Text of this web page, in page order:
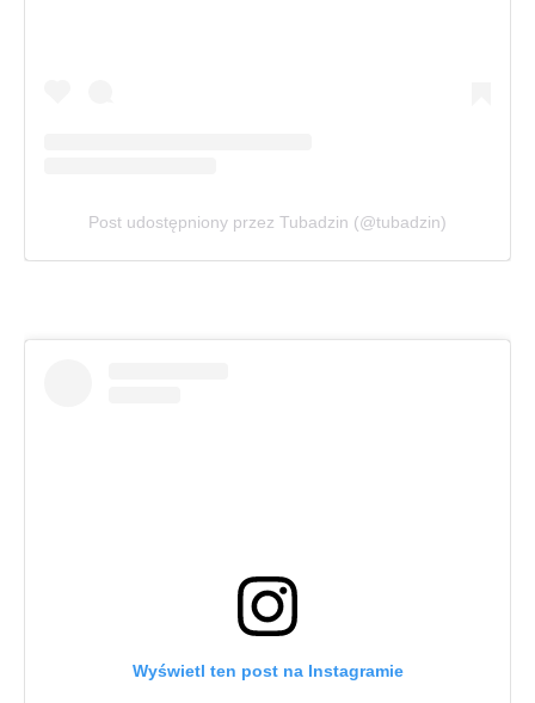
Post udostępniony przez Tubadzin (@tubadzin)
Wyświetl ten post na Instagramie